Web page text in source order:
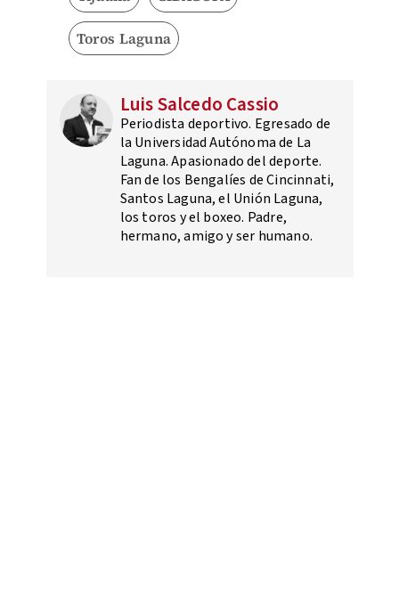
Toros Laguna
Luis Salcedo Cassio
Periodista deportivo. Egresado de
la Universidad Autónoma de La
Laguna. Apasionado del deporte.
Fan de los Bengalíes de Cincinnati,
Santos Laguna, el Unión Laguna,
los toros y el boxeo. Padre,
hermano, amigo y ser humano.